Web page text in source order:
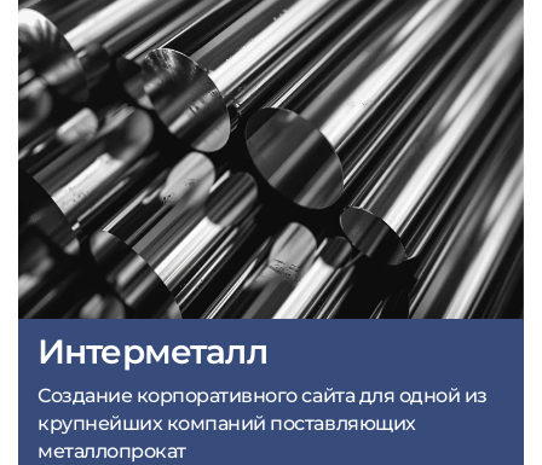
Интерметалл
Создание корпоративного сайта для одной из
крупнейших компаний поставляющих
металлопрокат